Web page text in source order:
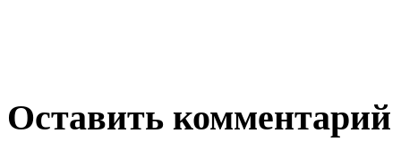
Оставить комментарий